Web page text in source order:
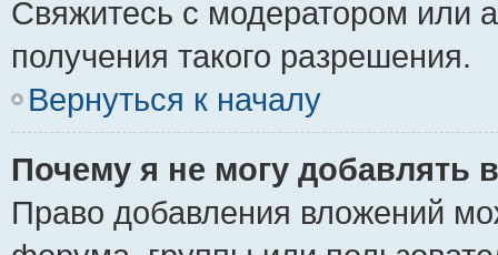
Свяжитесь с модератором или
получения такого разрешения.
Вернуться к началу
Почему я не могу добавлять
Право добавления вложений